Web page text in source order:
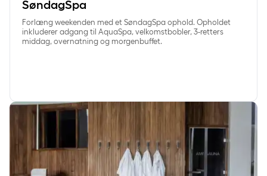
SøndagSpa
Forlæng weekenden med et SøndagSpa ophold. Opholdet
inkluderer adgang til AquaSpa, velkomstbobler, 3-retters
middag, overnatning og morgenbuffet.
HverdagSpa